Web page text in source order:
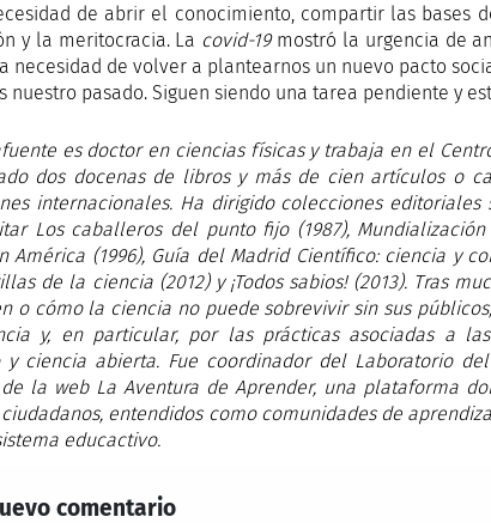
de abrir el conocimiento, compartir las bases
y la meritocracia. La covid-19mostró la urgencia de
necesidad de volver a plantearnos un nuevo pacto
nuestro pasado. Siguen siendo una tarea pendiente y
es doctor en ciencias físicas y trabaja en el
dos docenas de libros y más de cien artículos o
internacionales. Ha dirigido colecciones
Los caballeros del punto fijo (1987),
América (1996), Guía del Madrid Científico: ciencia y
de la ciencia (2012) y ¡Todos sabios! (2013). Tras
o cómo la ciencia no puede sobrevivir sin sus
y, en particular, por las prácticas asociadas a
y ciencia abierta. Fue coordinador del Laboratorio
la web La Aventura de Aprender, una plataforma
entendidos como comunidades de
educactivo.
comentario